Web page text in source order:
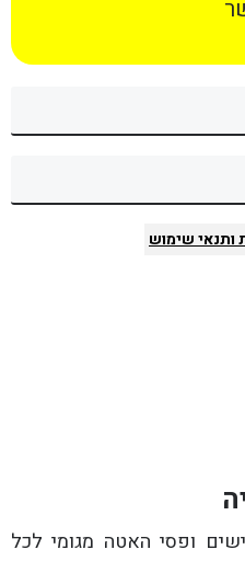
ותנאי שימוש
ופסי האטה מגומי לכל